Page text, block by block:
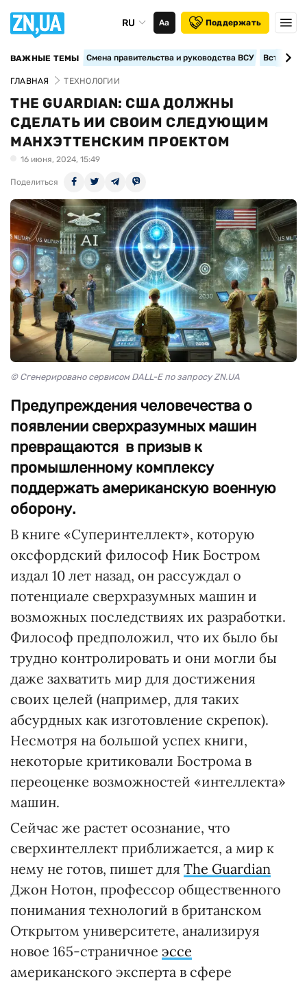
RU Аа Поддержать
ВАЖНЫЕ ТЕМЫ Смена правительства и руководства ВСУ
ГЛАВНАЯ ТЕХНОЛОГИИ
THE GUARDIAN: США ДОЛЖНЫ
СДЕЛАТЬ ИИ СВОИМ СЛЕДУЮЩИМ
МАНХЭТТЕНСКИМ ПРОЕКТОМ
16 июня, 2024, 15:49
Поделиться
© Сгенерировано сервисом DALL-E по запросу ZN.UA
Предупреждения человечества о
появлении сверхразумных машин
превращаются в призыв к
промышленному комплексу
поддержать американскую военную
оборону.
В книге «Суперинтеллект», которую
оксфордский философ Ник Бостром
издал 10 лет назад, он рассуждал о
потенциале сверхразумных машин и
возможных последствиях их разработки.
Философ предположил, что их ​​было бы
трудно контролировать и они могли бы
даже захватить мир для достижения
своих целей (например, для таких
абсурдных как изготовление скрепок).
Несмотря на большой успех книги,
некоторые критиковали Бострома в
переоценке возможностей «интеллекта»
машин.
Сейчас же растет осознание, что
сверхинтеллект приближается, а мир к
нему не готов, пишет для The Guardian
Джон Нотон, профессор общественного
понимания технологий в британском
Открытом университете, анализируя
новое 165-страничное эссе
американского эксперта в сфере